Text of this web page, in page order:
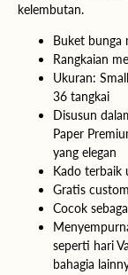
kelembutan.
Buket bunga
Rangkaian
Ukuran: Small
36 tangkai
Disusun
Paper
yang elegan
Kado terbaik
Gratis
Cocok
seperti hari
bahagia